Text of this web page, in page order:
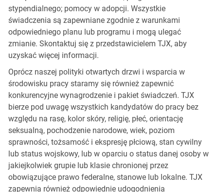
stypendialnego; pomocy w adopcji. Wszystkie
świadczenia są zapewniane zgodnie z warunkami
odpowiedniego planu lub programu i mogą ulegać
zmianie. Skontaktuj się z przedstawicielem TJX, aby
uzyskać więcej informacji.
Oprócz naszej polityki otwartych drzwi i wsparcia w
środowisku pracy staramy się również zapewnić
konkurencyjne wynagrodzenie i pakiet świadczeń. TJX
bierze pod uwagę wszystkich kandydatów do pracy bez
względu na rasę, kolor skóry, religię, płeć, orientację
seksualną, pochodzenie narodowe, wiek, poziom
sprawności, tożsamość i ekspresję płciową, stan cywilny
lub status wojskowy, lub w oparciu o status danej osoby w
jakiejkolwiek grupie lub klasie chronionej przez
obowiązujące prawo federalne, stanowe lub lokalne. TJX
zapewnia również odpowiednie udogodnienia